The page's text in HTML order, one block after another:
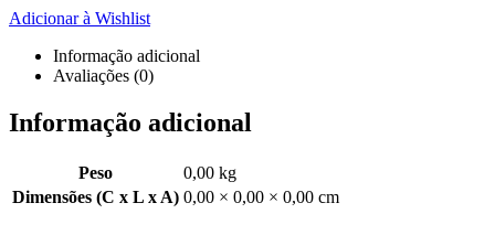
Adicionar à Wishlist
Informação adicional
Avaliações (0)
Informação adicional
Peso
0,00 kg
Dimensões (C x L x A) 0,00 × 0,00 × 0,00 cm